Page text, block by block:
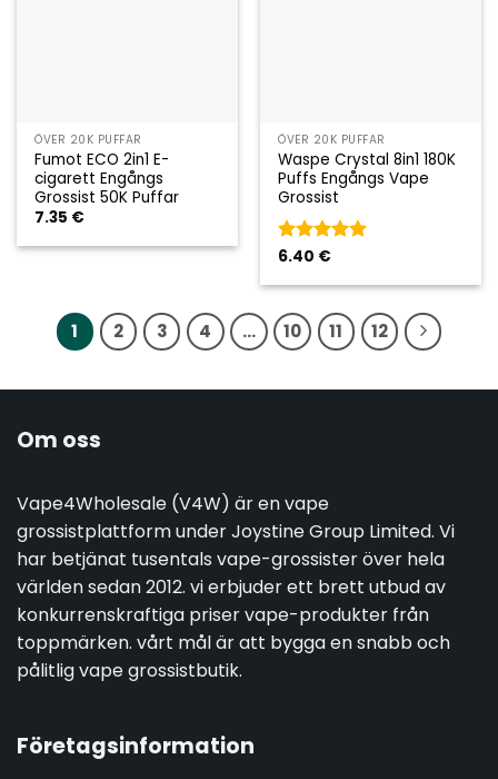
ÖVER 20K PUFFAR
Fumot ECO 2in1 E-
cigarett Engångs
Grossist 50K Puffar
7.35 €
ÖVER 20K PUFFAR
Waspe Crystal 8in1 180K
Puffs Engångs Vape
Grossist
Betygsatt
6.40 €
1 2 3 4 ... 10 11 12
Om oss
Vape4Wholesale (V4W) är en vape
grossistplattform under Joystine Group Limited. Vi
har betjänat tusentals vape-grossister över hela
världen sedan 2012. vi erbjuder ett brett utbud av
konkurrenskraftiga priser vape-produkter från
toppmärken. vårt mål är att bygga en snabb och
pålitlig vape grossistbutik.
Företagsinformation